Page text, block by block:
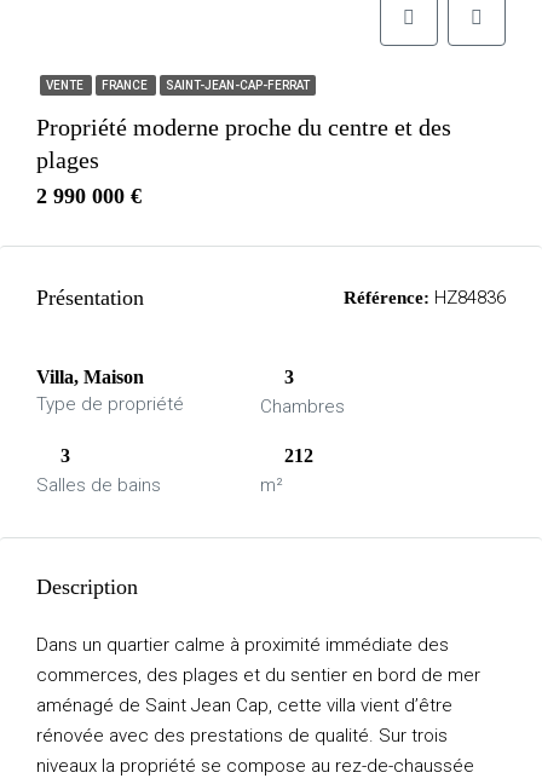
VENTE FRANCE SAINT-JEAN-CAP-FERRAT
Propriété moderne proche du centre et des
plages
2 990 000 €
Présentation Référence: HZ84836
Villa, Maison
Type de propriété
3
Chambres
3
Salles de bains
212
m²
Description
Dans un quartier calme à proximité immédiate des
commerces, des plages et du sentier en bord de mer
aménagé de Saint Jean Cap, cette villa vient d’être
rénovée avec des prestations de qualité. Sur trois
niveaux la propriété se compose au rez-de-chaussée